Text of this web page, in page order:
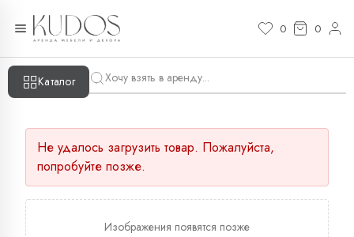
0 0
Каталог
Не удалось загрузить товар. Пожалуйста,
попробуйте позже.
Изображения появятся позже